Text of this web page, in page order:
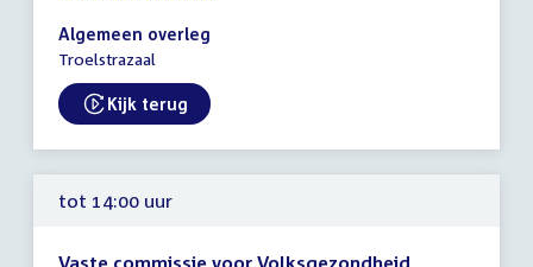
14:00
-
uur
Algemeen overleg
Troelstrazaal
External link:
Kijk terug
tot 14:00 uur